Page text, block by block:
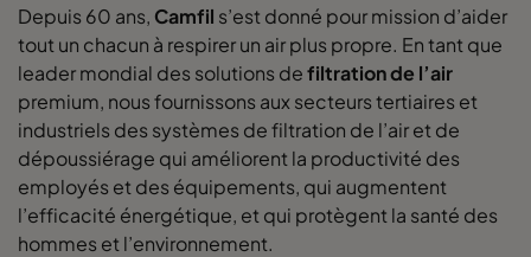
Depuis 60 ans, Camfil s’est donné pour mission d’aider
tout un chacun à respirer un air plus propre. En tant que
leader mondial des solutions defiltration de l’air
premium, nous fournissons aux secteurs tertiaires et
industriels des systèmes de filtration de l’air et de
dépoussiérage qui améliorent la productivité des
employés et des équipements, qui augmentent
l’efficacité énergétique, et qui protègent la santé des
hommes et l’environnement.